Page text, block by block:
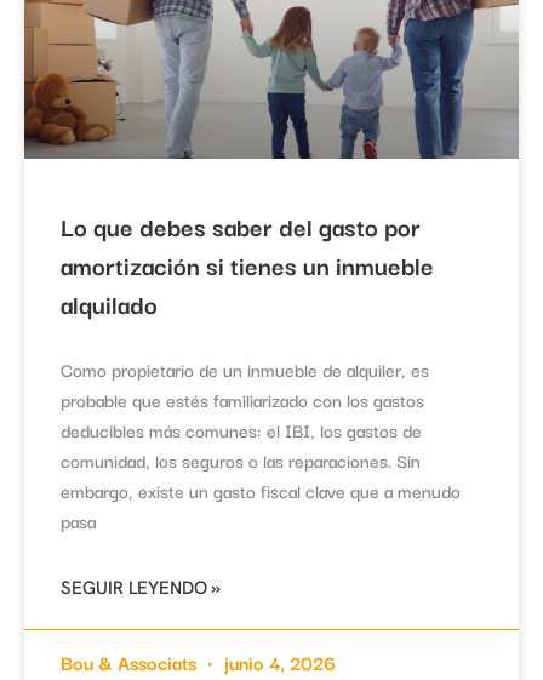
Lo que debes saber del gasto por
amortización si tienes un inmueble
alquilado
Como propietario de un inmueble de alquiler, es
probable que estés familiarizado con los gastos
deducibles más comunes: el IBI, los gastos de
comunidad, los seguros o las reparaciones. Sin
embargo, existe un gasto fiscal clave que a menudo
pasa
SEGUIR LEYENDO »
Bou & Associats junio 4, 2026